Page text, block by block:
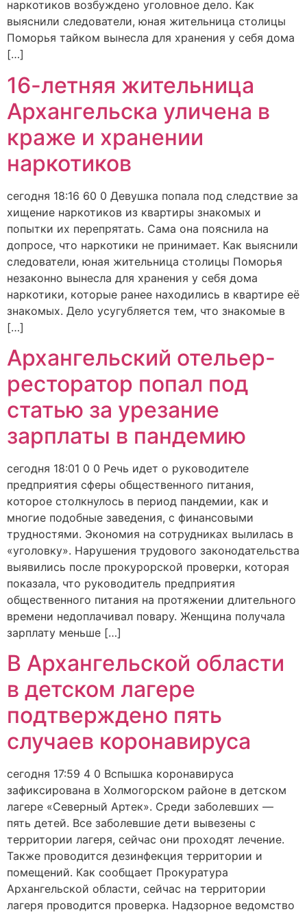
наркотиков возбуждено уголовное дело. Как
выяснили следователи, юная жительница столицы
Поморья тайком вынесла для хранения у себя дома
[…]
16-летняя жительница
Архангельска уличена в
краже и хранении
наркотиков
сегодня 18:16 60 0 Девушка попала под следствие за
хищение наркотиков из квартиры знакомых и
попытки их перепрятать. Сама она пояснила на
допросе, что наркотики не принимает. Как выяснили
следователи, юная жительница столицы Поморья
незаконно вынесла для хранения у себя дома
наркотики, которые ранее находились в квартире её
знакомых. Дело усугубляется тем, что знакомые в
[…]
Архангельский отельер-
ресторатор попал под
статью за урезание
зарплаты в пандемию
сегодня 18:01 0 0 Речь идет о руководителе
предприятия сферы общественного питания,
которое столкнулось в период пандемии, как и
многие подобные заведения, с финансовыми
трудностями. Экономия на сотрудниках вылилась в
«уголовку». Нарушения трудового законодательства
выявились после прокурорской проверки, которая
показала, что руководитель предприятия
общественного питания на протяжении длительного
времени недоплачивал повару. Женщина получала
зарплату меньше […]
В Архангельской области
в детском лагере
подтверждено пять
случаев коронавируса
сегодня 17:59 4 0 Вспышка коронавируса
зафиксирована в Холмогорском районе в детском
лагере «Северный Артек». Среди заболевших —
пять детей. Все заболевшие дети вывезены с
территории лагеря, сейчас они проходят лечение.
Также проводится дезинфекция территории и
помещений. Как сообщает Прокуратура
Архангельской области, сейчас на территории
лагеря проводится проверка. Надзорное ведомство